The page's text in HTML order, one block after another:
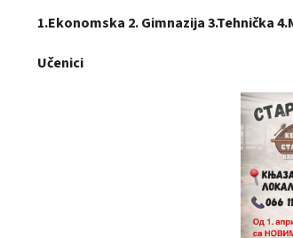
1.Ekonomska 2. Gimnazija 3.Tehnička
Učenici